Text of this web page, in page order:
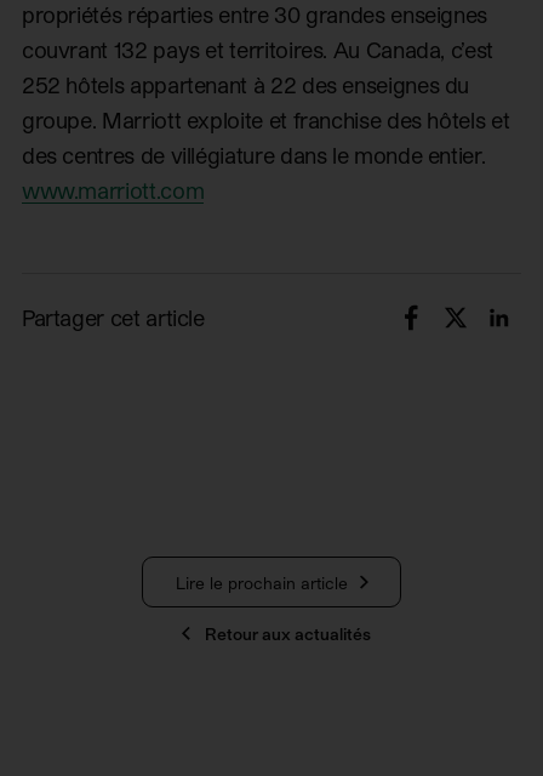
propriétés réparties entre 30 grandes enseignes
couvrant 132 pays et territoires. Au Canada, c’est
252 hôtels appartenant à 22 des enseignes du
groupe. Marriott exploite et franchise des hôtels et
des centres de villégiature dans le monde entier.
www.marriott.com
Partager cet article
Retour aux actualités
Lire le prochain article